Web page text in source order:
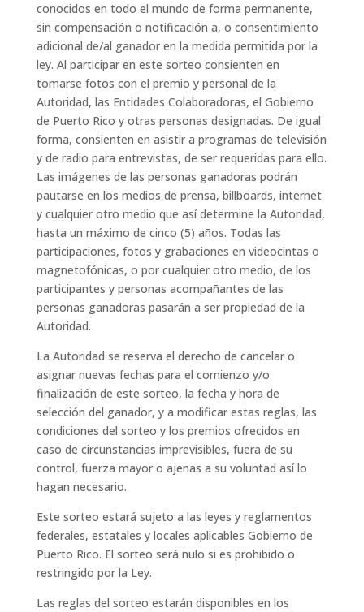
conocidos en todo el mundo de forma permanente,
sin compensación o notificación a, o consentimiento
adicional de/al ganador en la medida permitida por la
ley. Al participar en este sorteo consienten en
tomarse fotos con el premio y personal de la
Autoridad, las Entidades Colaboradoras, el Gobierno
de Puerto Rico y otras personas designadas. De igual
forma, consienten en asistir a programas de televisión
y de radio para entrevistas, de ser requeridas para ello.
Las imágenes de las personas ganadoras podrán
pautarse en los medios de prensa, billboards, internet
y cualquier otro medio que así determine la Autoridad,
hasta un máximo de cinco (5) años. Todas las
participaciones, fotos y grabaciones en videocintas o
magnetofónicas, o por cualquier otro medio, de los
participantes y personas acompañantes de las
personas ganadoras pasarán a ser propiedad de la
Autoridad.
La Autoridad se reserva el derecho de cancelar o
asignar nuevas fechas para el comienzo y/o
finalización de este sorteo, la fecha y hora de
selección del ganador, y a modificar estas reglas, las
condiciones del sorteo y los premios ofrecidos en
caso de circunstancias imprevisibles, fuera de su
control, fuerza mayor o ajenas a su voluntad así lo
hagan necesario.
Este sorteo estará sujeto a las leyes y reglamentos
federales, estatales y locales aplicables Gobierno de
Puerto Rico. El sorteo será nulo si es prohibido o
restringido por la Ley.
Las reglas del sorteo estarán disponibles en los